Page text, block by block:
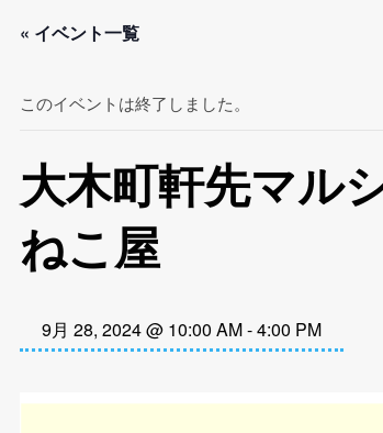
« イベント一覧
このイベントは終了しました。
大木町軒先マル
ねこ屋
9月 28, 2024 @ 10:00 AM-4:00 PM